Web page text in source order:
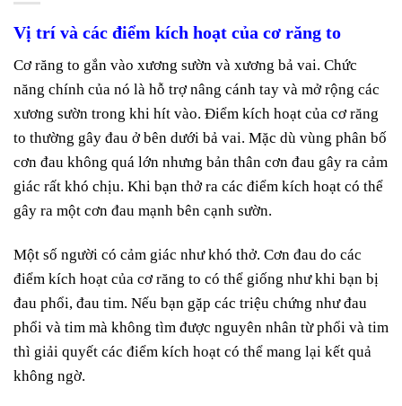
Vị trí và các điểm kích hoạt của cơ răng to
Cơ răng to gắn vào xương sườn và xương bả vai. Chức
năng chính của nó là hỗ trợ nâng cánh tay và mở rộng các
xương sườn trong khi hít vào. Điểm kích hoạt của cơ răng
to thường gây đau ở bên dưới bả vai. Mặc dù vùng phân bố
cơn đau không quá lớn nhưng bản thân cơn đau gây ra cảm
giác rất khó chịu. Khi bạn thở ra các điểm kích hoạt có thể
gây ra một cơn đau mạnh bên cạnh sườn.
Một số người có cảm giác như khó thở. Cơn đau do các
điểm kích hoạt của cơ răng to có thể giống như khi bạn bị
đau phổi, đau tim. Nếu bạn gặp các triệu chứng như đau
phổi và tim mà không tìm được nguyên nhân từ phổi và tim
thì giải quyết các điểm kích hoạt có thể mang lại kết quả
không ngờ.